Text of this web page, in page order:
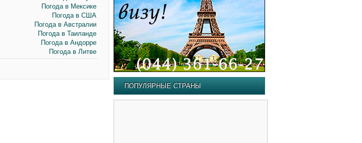
Погода в Мексике
Погода в США
Погода в Австралии
Погода в Таиланде
Погода в Андорре
Погода в Литве
ПОПУЛЯРНЫЕ СТРАНЫ